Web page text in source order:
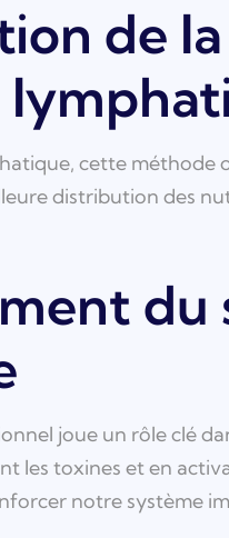
de
cette méthode
distribution des
du
joue un rôle clé
les toxines et en
notre système